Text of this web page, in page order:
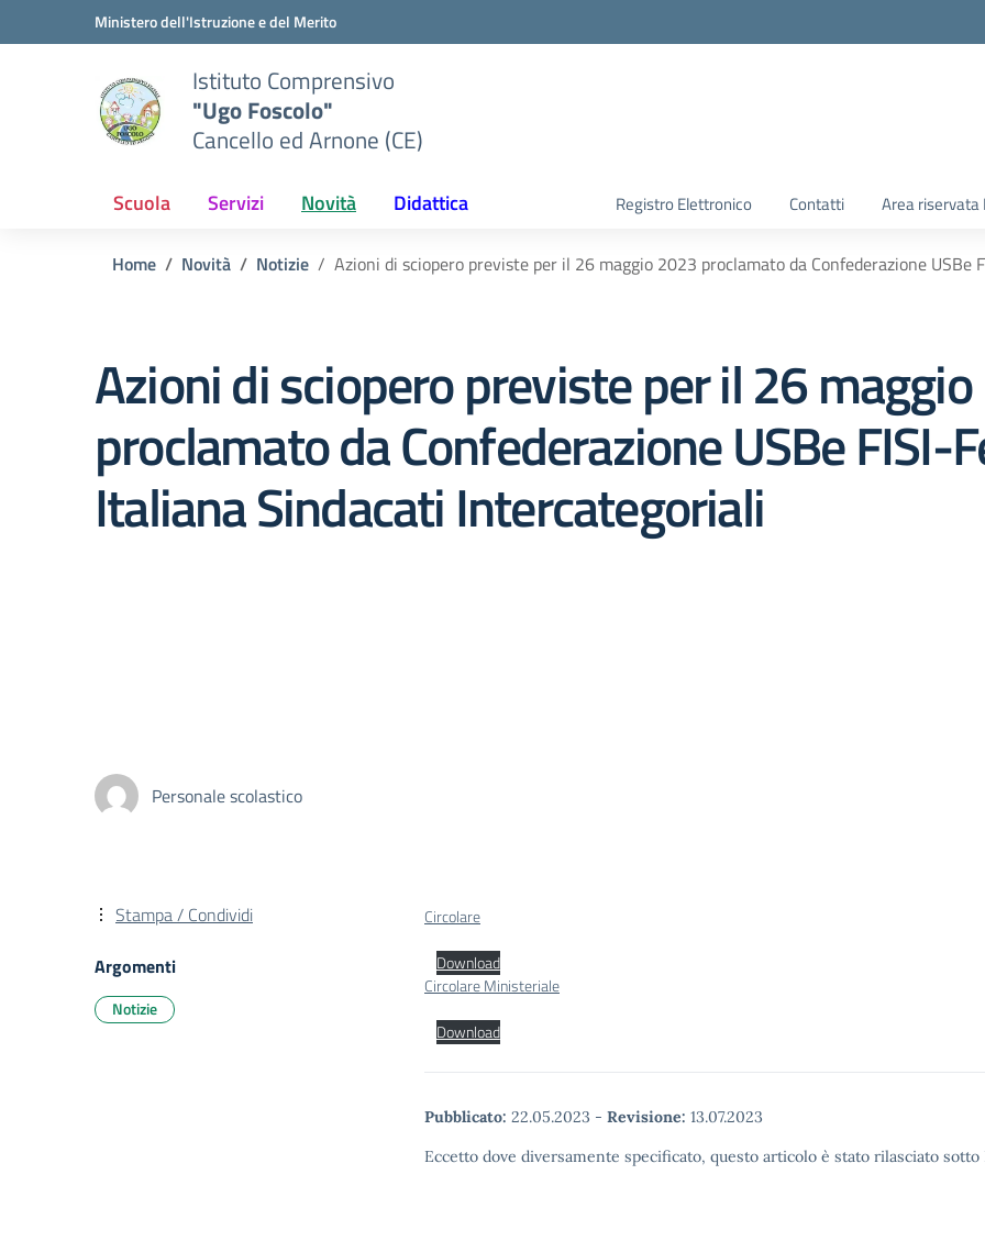
Vai ai contenuti
Vai al menu di navigazioneMinistero dell'Istruzione e del Merito
Istituto Comprensivo
"Ugo Foscolo"
Cancello ed Arnone (CE)
Scuola Servizi Novità Didattica Registro Elettronico Contatti Area riservata
Home Novità Notizie Azioni di sciopero previste per il 26 maggio 2023 proclamato da Confederazione
Azioni di sciopero previste per il 26
proclamato da Confederazione USBe FISI-
Italiana Sindacati Intercategoriali
Personale scolastico
Circolare
Download
Circolare Ministeriale
Download
Pubblicato: 22.05.2023 - Revisione: 13.07.2023
Eccetto dove diversamente specificato, questo articolo è stato rilasciato
Stampa / Condividi
Argomenti
Notizie